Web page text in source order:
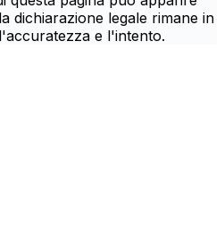
dichiarazione legale rimane in
e l'intento.